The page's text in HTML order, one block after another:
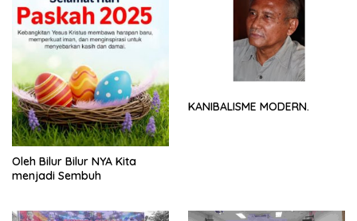
Oleh Bilur Bilur NYA Kita
menjadi Sembuh
KANIBALISME MODERN.